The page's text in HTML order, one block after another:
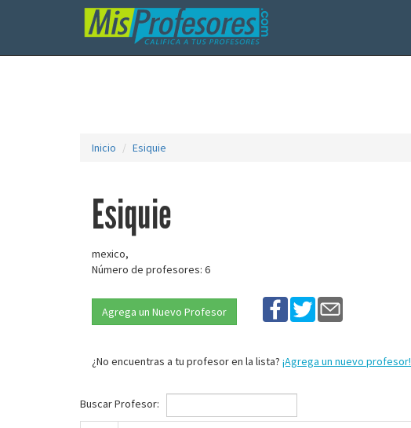
Inicio Esiquie
Esiquie
mexico,
Número de profesores: 6
Agrega un Nuevo Profesor
¿No encuentras a tu profesor en la lista? ¡Agrega un nuevo profesor!
Buscar Profesor: